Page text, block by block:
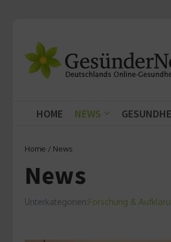
HOME NEWS
Home / News
News
Unterkategorien:Forschung &